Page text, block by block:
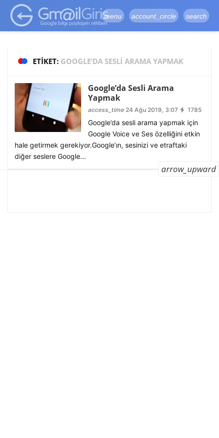
google-site-
verification=vqSI0upH550kabR5X8xpjMYieaXmuBueYgCJBW3uetM
menu account_circle search
ETIKET: GOOGLE’DA SESLI ARAMA YAPMAK
Google’da Sesli Arama
Yapmak
access_time24 Ağu 2019, 3:07 1785
Google’da sesli arama yapmak için
Google Voice ve Ses özelliğini etkin
hale getirmek gerekiyor.Google’ın, sesinizi ve etraftaki
diğer seslere Google...
arrow_upward